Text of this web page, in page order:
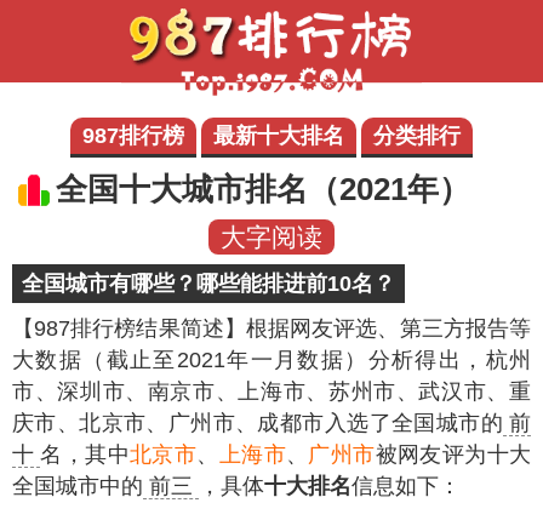
987排行榜 最新十大排名 分类排行
全国十大城市排名（2021年）
大字阅读
全国城市有哪些？哪些能排进前10名？
【987排行榜结果简述】 根据网友评选、第三方报告等
大数据（截止至2021年一月数据）分析得出，杭州
市、深圳市、南京市、上海市、苏州市、武汉市、重
庆市、北京市、广州市、成都市入选了全国城市的 前
十 名，其中北京市、 上海市、 广州市被网友评为十大
全国城市中的 前三 ，具体十大排名信息如下：